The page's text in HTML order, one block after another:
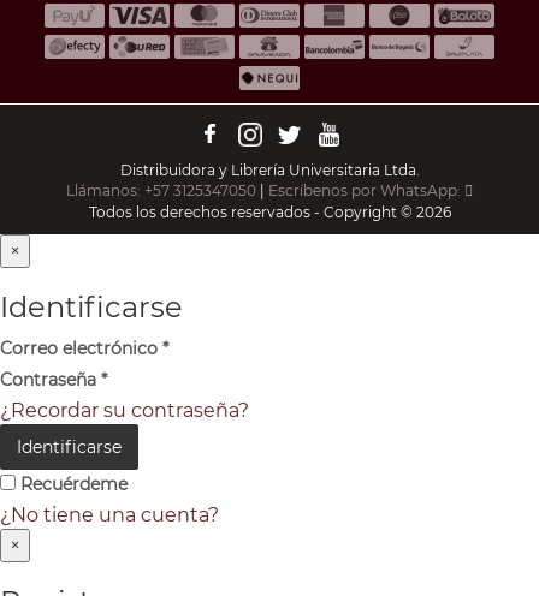
Distribuidora y Librería Universitaria Ltda.
Llámanos: +57 3125347050 | Escríbenos por WhatsApp:
Todos los derechos reservados - Copyright © 2026
×
Identificarse
Correo electrónico *
Contraseña *
¿Recordar su contraseña?
Identificarse
Recuérdeme
¿No tiene una cuenta?
×